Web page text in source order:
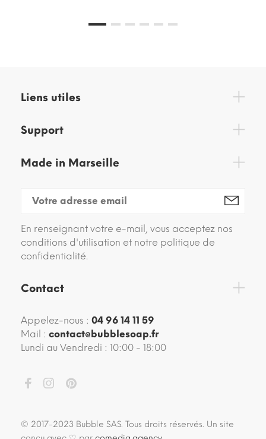
Liens utiles
Support
Made in Marseille
En renseignant votre e-mail, vous acceptez nos
conditions d'utilisation et notre politique de
confidentialité.
Contact
Appelez-nous : 04 96 14 11 59
Mail : contact@bubblesoap.fr
Lundi au Vendredi : 10:00 - 18:00
© 2017-2023 Bubble SAS. Tous droits réservés. Un site